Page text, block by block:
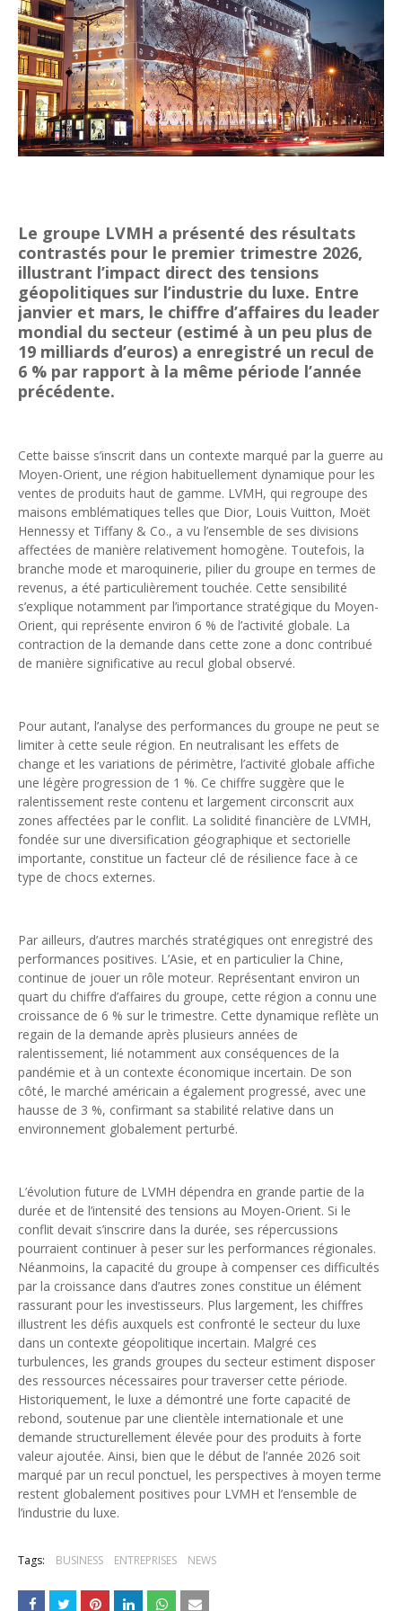
Tsirisoa Edition-Jul 15 2026
Jeux vidéo : Supercell parie sur les studios africains
Unknown
-Jul 13 2026
Intelligence artificielle : le "Sud global" joue sa partition
Unknown
- Jul 06 2026
Chine : des investissements à l'étranger plus encadrés
Unknown-Jul 01 2026
Economie hôtelière : la connectivité comme levier
Neutralité carbone : les "Iles Vanille" poussent leurs pions
Unknown-Jun 18 2026
Rendez-vous golfique : Mazagan joue sa carte
Unknown -Jun 11 2026
Course à l'IA : Meta envisage une importante levée de fonds
Unknown-Jun 06 2026
Banques centrales : indépendantes jusqu'où ?
Unknown- Jun 02 2026
VTC : Yango Group veut accélérer en Afrique
Tsirisoa Edition- May 13 2026
Art et médias sociaux : à l'ère de la "présence ciblée"
Unknown-May 09 2026
Tourisme : l'Afrique fait le pari du luxe et de la durabilité
Unknown-May 03 2026
Economie : quand le roi dollar grince
Unknown
Apr 26 2026
Tourisme : le Maroc confirme sa vitalité
Unknown-Aug 07 2026
Le groupe LVMH a présenté des résultats
contrastés pour le premier trimestre 2026,
illustrant l’impact direct des tensions
géopolitiques sur l’industrie du luxe. Entre
janvier et mars, le chiffre d’affaires du leader
mondial du secteur (estimé à un peu plus de
19 milliards d’euros) a enregistré un recul de
6 % par rapport à la même période l’année
précédente.
Cette baisse s’inscrit dans un contexte marqué par la guerre au
Moyen-Orient, une région habituellement dynamique pour les
ventes de produits haut de gamme. LVMH, qui regroupe des
maisons emblématiques telles que Dior, Louis Vuitton, Moët
Hennessy et Tiffany & Co., a vu l’ensemble de ses divisions
affectées de manière relativement homogène. Toutefois, la
branche mode et maroquinerie, pilier du groupe en termes de
revenus, a été particulièrement touchée. Cette sensibilité
s’explique notamment par l’importance stratégique du Moyen-
Orient, qui représente environ 6 % de l’activité globale. La
contraction de la demande dans cette zone a donc contribué
de manière significative au recul global observé.
Pour autant, l’analyse des performances du groupe ne peut se
limiter à cette seule région. En neutralisant les effets de
change et les variations de périmètre, l’activité globale affiche
une légère progression de 1 %. Ce chiffre suggère que le
ralentissement reste contenu et largement circonscrit aux
zones affectées par le conflit. La solidité financière de LVMH,
fondée sur une diversification géographique et sectorielle
importante, constitue un facteur clé de résilience face à ce
type de chocs externes.
Par ailleurs, d’autres marchés stratégiques ont enregistré des
performances positives. L’Asie, et en particulier la Chine,
continue de jouer un rôle moteur. Représentant environ un
quart du chiffre d’affaires du groupe, cette région a connu une
croissance de 6 % sur le trimestre. Cette dynamique reflète un
regain de la demande après plusieurs années de
ralentissement, lié notamment aux conséquences de la
pandémie et à un contexte économique incertain. De son
côté, le marché américain a également progressé, avec une
hausse de 3 %, confirmant sa stabilité relative dans un
environnement globalement perturbé.
L’évolution future de LVMH dépendra en grande partie de la
durée et de l’intensité des tensions au Moyen-Orient. Si le
conflit devait s’inscrire dans la durée, ses répercussions
pourraient continuer à peser sur les performances régionales.
Néanmoins, la capacité du groupe à compenser ces difficultés
par la croissance dans d’autres zones constitue un élément
rassurant pour les investisseurs. Plus largement, les chiffres
illustrent les défis auxquels est confronté le secteur du luxe
dans un contexte géopolitique incertain. Malgré ces
turbulences, les grands groupes du secteur estiment disposer
des ressources nécessaires pour traverser cette période.
Historiquement, le luxe a démontré une forte capacité de
rebond, soutenue par une clientèle internationale et une
demande structurellement élevée pour des produits à forte
valeur ajoutée. Ainsi, bien que le début de l’année 2026 soit
marqué par un recul ponctuel, les perspectives à moyen terme
restent globalement positives pour LVMH et l’ensemble de
l’industrie du luxe.
Tags: BUSINESS ENTREPRISES NEWS